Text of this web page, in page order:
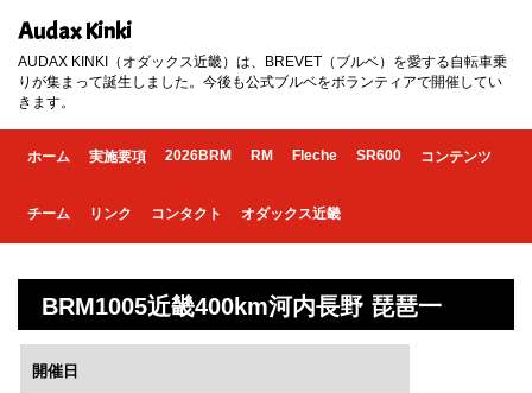
Audax Kinki
AUDAX KINKI（オダックス近畿）は、BREVET（ブルベ）を愛する自転車乗
りが集まって誕生しました。今後も公式ブルベをボランティアで開催してい
きます。
ホーム 実施要項 2026BRM RM Fleche SR600 コンテンツ
チーム リンク コンタクト オダックス近畿
BRM1005近畿400km河内長野 琵琶一
開催日